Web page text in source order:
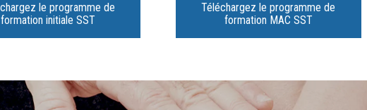
le programme de
formation initiale SST
Téléchargez le programme de
formation MAC SST